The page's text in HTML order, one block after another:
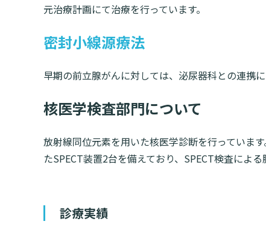
元治療計画にて治療を行っています。
密封小線源療法
早期の前立腺がんに対しては、泌尿器科との連携
核医学検査部門について
放射線同位元素を用いた核医学診断を行っていま
たSPECT装置2台を備えており、SPECT検査によ
診療実績